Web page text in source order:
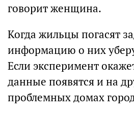
говорит женщина.
Когда жильцы погасят
информацию о них
Если эксперимент
данные появятся и на
проблемных домах